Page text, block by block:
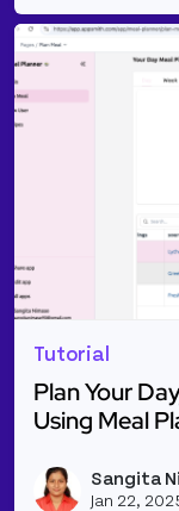
Tutorial
Plan Your
Using Meal
Sangita
Jan 22,